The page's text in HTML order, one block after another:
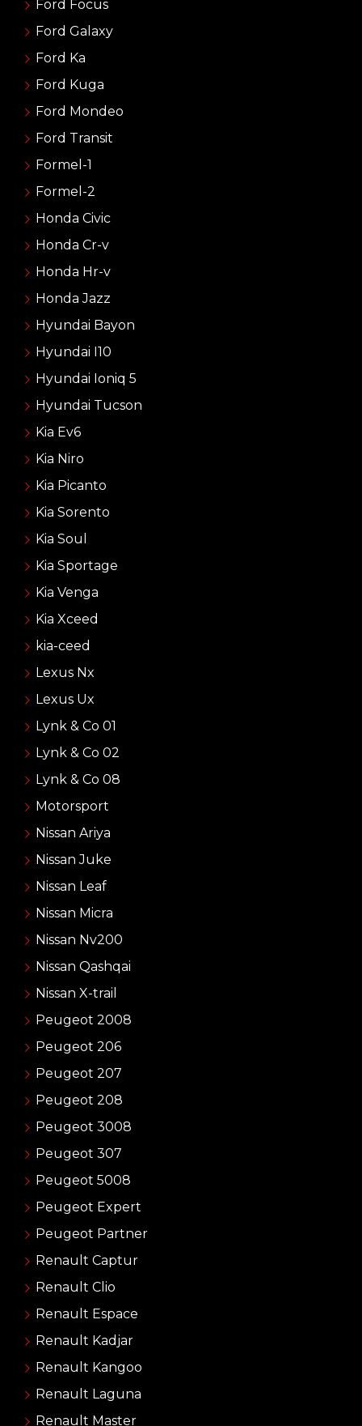
Ford Focus
Ford Galaxy
Ford Ka
Ford Kuga
Ford Mondeo
Ford Transit
Formel-1
Formel-2
Honda Civic
Honda Cr-v
Honda Hr-v
Honda Jazz
Hyundai Bayon
Hyundai I10
Hyundai Ioniq 5
Hyundai Tucson
Kia Ev6
Kia Niro
Kia Picanto
Kia Sorento
Kia Soul
Kia Sportage
Kia Venga
Kia Xceed
kia-ceed
Lexus Nx
Lexus Ux
Lynk & Co 01
Lynk & Co 02
Lynk & Co 08
Motorsport
Nissan Ariya
Nissan Juke
Nissan Leaf
Nissan Micra
Nissan Nv200
Nissan Qashqai
Nissan X-trail
Peugeot 2008
Peugeot 206
Peugeot 207
Peugeot 208
Peugeot 3008
Peugeot 307
Peugeot 5008
Peugeot Expert
Peugeot Partner
Renault Captur
Renault Clio
Renault Espace
Renault Kadjar
Renault Kangoo
Renault Laguna
Renault Master